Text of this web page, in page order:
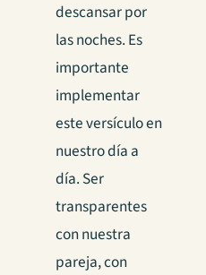
descansar por
las noches. Es
importante
implementar
este versículo en
nuestro día a
día. Ser
transparentes
con nuestra
pareja, con